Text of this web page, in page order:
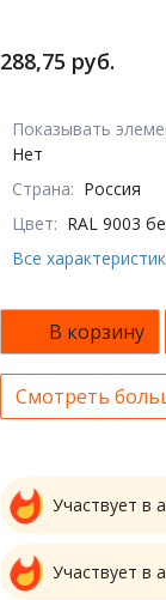
288,75 руб.
Показывать
Нет
Страна: Россия
Цвет: RAL 9003
Все
В корзину
Смотреть
Участвует в
Участвует в